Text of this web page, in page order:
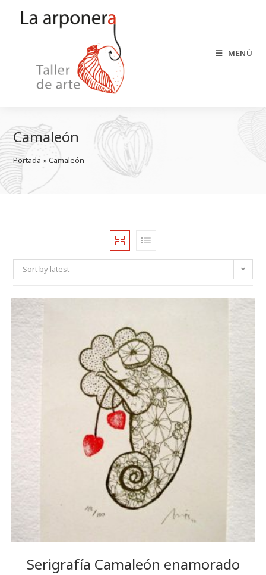
MENÚ
Camaleón
Portada » Camaleón
Sort by latest
Serigrafía Camaleón enamorado